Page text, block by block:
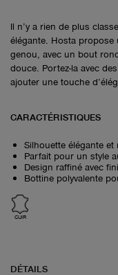
Il n’y a rien de plus
élégante. Hosta propose
genou, avec un bout
douce. Portez-la avec
ajouter une touche
CARACTÉRISTIQUES
Silhouette élégante et
Parfait pour un style
Design raffiné avec
Bottine polyvalente
CUIR
DÉTAILS